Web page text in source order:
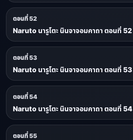
ตอนที่ 52
Naruto นารูโตะ นินจาจอมคาถา ตอนที่ 52
ตอนที่ 53
Naruto นารูโตะ นินจาจอมคาถา ตอนที่ 53
ตอนที่ 54
Naruto นารูโตะ นินจาจอมคาถา ตอนที่ 54
ตอนที่ 55